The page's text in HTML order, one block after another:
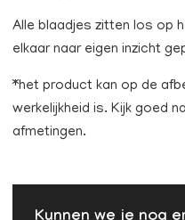
Alle blaadjes zitten los op
elkaar naar eigen inzicht
*het product kan op de
werkelijkheid is. Kijk goed
afmetingen.